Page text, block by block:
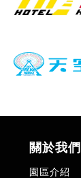
關於我們
園區介紹